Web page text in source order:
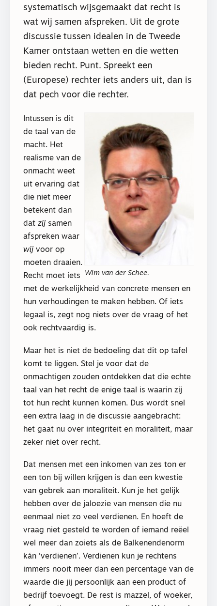
systematisch wijsgemaakt dat recht is
wat wij samen afspreken. Uit de grote
discussie tussen idealen in de Tweede
Kamer ontstaan wetten en die wetten
bieden recht. Punt. Spreekt een
(Europese) rechter iets anders uit, dan is
dat pech voor die rechter.
Wim van der Schee.
Intussen is dit
de taal van de
macht. Het
realisme van de
onmacht weet
uit ervaring dat
die niet meer
betekent dan
dat zij samen
afspreken waar
wij voor op
moeten draaien.
Recht moet iets
met de werkelijkheid van concrete mensen en
hun verhoudingen te maken hebben. Of iets
legaal is, zegt nog niets over de vraag of het
ook rechtvaardig is.
Maar het is niet de bedoeling dat dit op tafel
komt te liggen. Stel je voor dat de
onmachtigen zouden ontdekken dat die echte
taal van het recht de enige taal is waarin zij
tot hun recht kunnen komen. Dus wordt snel
een extra laag in de discussie aangebracht:
het gaat nu over integriteit en moraliteit, maar
zeker niet over recht.
Dat mensen met een inkomen van zes ton er
een ton bij willen krijgen is dan een kwestie
van gebrek aan moraliteit. Kun je het gelijk
hebben over de jaloezie van mensen die nu
eenmaal niet zo veel verdienen. En hoeft de
vraag niet gesteld te worden of iemand reëel
wel meer dan zoiets als de Balkenendenorm
kán ‘verdienen’. Verdienen kun je rechtens
immers nooit meer dan een percentage van de
waarde die jij persoonlijk aan een product of
bedrijf toevoegt. De rest is mazzel, of woeker,